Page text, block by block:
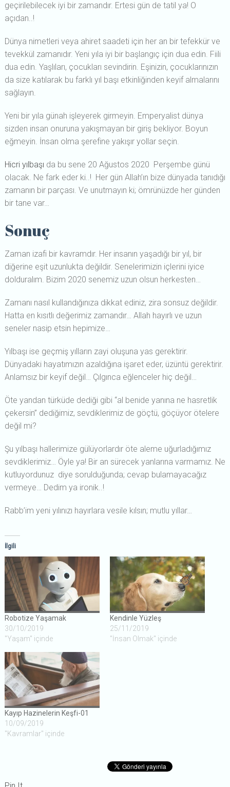
geçirilebilecek iyi bir zamandır. Ertesi gün de tatil ya! O
açıdan..!
Dünya nimetleri veya ahiret saadeti için her an bir tefekkür ve
tevekkül zamanıdır. Yeni yıla iyi bir başlangıç için dua edin. Fiili
dua edin. Yaşlıları, çocukları sevindirin. Eşinizin, çocuklarınızın
da size katılarak bu farklı yıl başı etkinliğinden keyif almalarını
sağlayın.
Yeni bir yıla günah işleyerek girmeyin. Emperyalist dünya
sizden insan onuruna yakışmayan bir giriş bekliyor. Boyun
eğmeyin. İnsan olma şerefine yakışır yollar seçin.
Hicri yılbaşı da bu sene 20 Ağustos 2020 Perşembe günü
olacak. Ne fark eder ki..! Her gün Allah’ın bize dünyada tanıdığı
zamanın bir parçası. Ve unutmayın ki; ömrünüzde her günden
bir tane var…
Sonuç
Zaman izafi bir kavramdır. Her insanın yaşadığı bir yıl, bir
diğerine eşit uzunlukta değildir. Senelerimizin içlerini iyice
dolduralım. Bizim 2020 senemiz uzun olsun herkesten…
Zamanı nasıl kullandığınıza dikkat ediniz, zira sonsuz değildir.
Hatta en kısıtlı değerimiz zamandır… Allah hayırlı ve uzun
seneler nasip etsin hepimize…
Yılbaşı ise geçmiş yılların zayi oluşuna yas gerektirir.
Dünyadaki hayatımızın azaldığına işaret eder, üzüntü gerektirir.
Anlamsız bir keyif değil… Çılgınca eğlenceler hiç değil…
Öte yandan türküde dediği gibi “al benide yanına ne hasretlik
çekersin” dediğimiz, sevdiklerimiz de göçtü, göçüyor ötelere
değil mi?
Şu yılbaşı hallerimize gülüyorlardır öte aleme uğurladığımız
sevdiklerimiz… Öyle ya! Bir an sürecek yanlarına varmamız. Ne
kutluyordunuz diye sorulduğunda; cevap bulamayacağız
vermeye… Dedim ya ironik..!
Rabb’im yeni yılınızı hayırlara vesile kılsın; mutlu yıllar…
İlgili
Robotize Yaşamak
30/10/2019
"Yaşam" içinde
Kendinle Yüzleş
25/11/2019
"İnsan Olmak" içinde
Kayıp Hazinelerin Keşfi-01
10/09/2019
"Kavramlar" içinde